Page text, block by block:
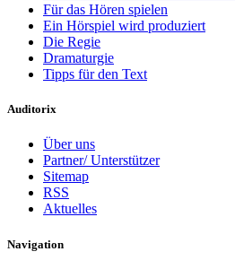
Für das Hören spielen
Ein Hörspiel wird produziert
Die Regie
Dramaturgie
Tipps für den Text
Auditorix
Über uns
Partner/ Unterstützer
Sitemap
RSS
Aktuelles
Navigation